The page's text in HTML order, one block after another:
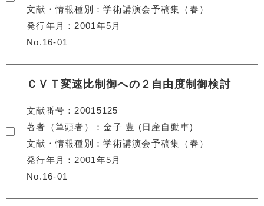
文献・情報種別
学術講演会予稿集（春）
発行年月
2001年5月
No.16-01
ＣＶＴ変速比制御への２自由度制御検討
文献番号
20015125
著者（筆頭者）
金子 豊 (日産自動車)
文献・情報種別
学術講演会予稿集（春）
発行年月
2001年5月
No.16-01